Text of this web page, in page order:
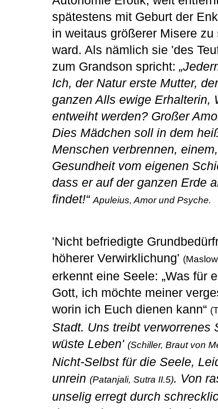
spätestens mit Geburt der
in weitaus größerer Misere
ward. Als nämlich sie 'des
zum Grandson spricht:
Ich, der Natur erste Mutter,
ganzen Alls ewige Erhalterin,
entweiht werden? Großer
Dies Mädchen soll in dem
Menschen verbrennen,
Gesundheit vom eigenen
dass er auf der ganzen Erde
findet!“ Apuleius, Amor und Psyche.
'Nicht befriedigte
höherer Verwirklichung'
erkennt eine Seele: „Was für
Gott, ich möchte meiner
worin ich Euch dienen kann“
Stadt. Uns treibt verworrenes
wüste Leben' (Schiller, Braut von
Nicht-Selbst für die Seele,
unrein (Patanjali, Sutra II.5). Von
unselig erregt durch